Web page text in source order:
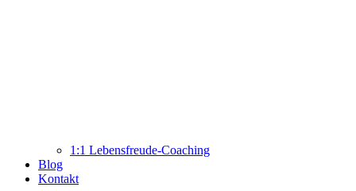
1:1 Lebensfreude-Coaching
Blog
Kontakt